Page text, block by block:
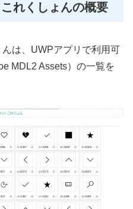
れくしょんの概要
は、UWPアプリで利用可
MDL2 Assets）の一覧を